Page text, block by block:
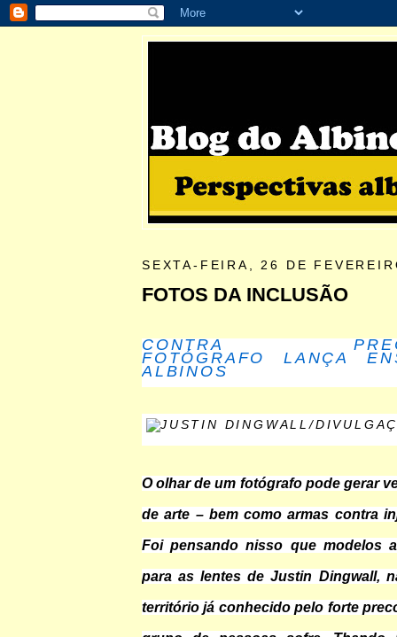
SEXTA-FEIRA, 26 DE
FOTOS DA INCLUSÃO
CONTRA
FOTÓGRAFO LANÇA
ALBINOS
O olhar de um fotógrafo pode gerar
de arte – bem como armas contra
Foi pensando nisso que modelos
para as lentes de Justin Dingwall,
território já conhecido pelo forte